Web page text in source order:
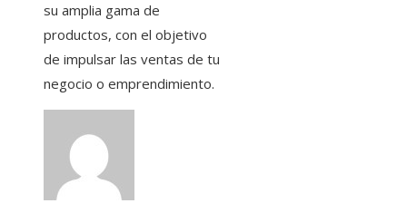
su amplia gama de
productos, con el objetivo
de impulsar las ventas de tu
negocio o emprendimiento.